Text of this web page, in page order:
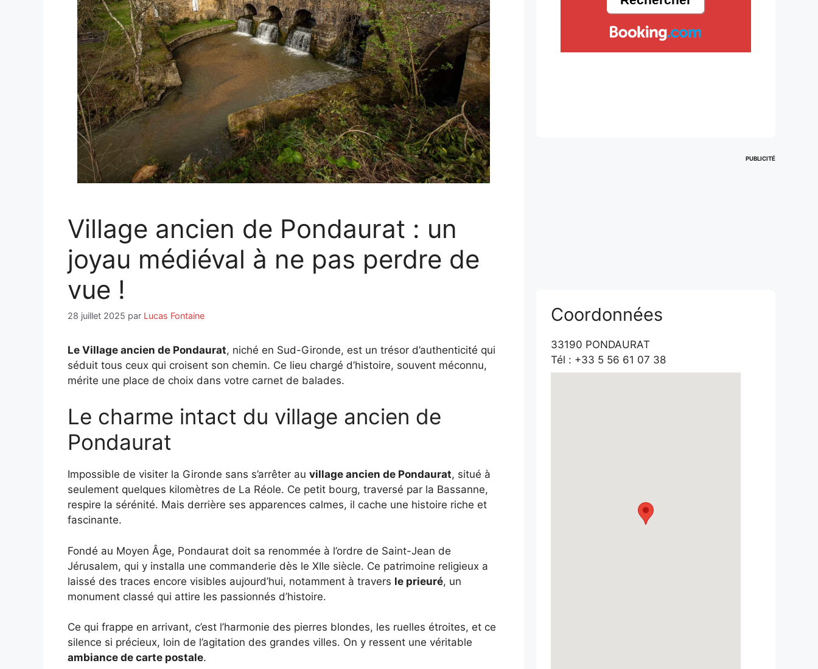
Village ancien de Pondaurat : un
joyau médiéval à ne pas perdre de
vue !
28 juillet 2025 par Lucas Fontaine
Le Village ancien de Pondaurat, niché en Sud-Gironde, est un trésor d’authenticité qui
séduit tous ceux qui croisent son chemin. Ce lieu chargé d’histoire, souvent méconnu,
mérite une place de choix dans votre carnet de balades.
Le charme intact du village ancien de
Pondaurat
Impossible de visiter la Gironde sans s’arrêter au village ancien de Pondaurat, situé à
seulement quelques kilomètres de La Réole. Ce petit bourg, traversé par la Bassanne,
respire la sérénité. Mais derrière ses apparences calmes, il cache une histoire riche et
fascinante.
Fondé au Moyen Âge, Pondaurat doit sa renommée à l’ordre de Saint-Jean de
Jérusalem, qui y installa une commanderie dès le XIIe siècle. Ce patrimoine religieux a
laissé des traces encore visibles aujourd’hui, notamment à travers le prieuré, un
monument classé qui attire les passionnés d’histoire.
Ce qui frappe en arrivant, c’est l’harmonie des pierres blondes, les ruelles étroites, et ce
silence si précieux, loin de l’agitation des grandes villes. On y ressent une véritable
ambiance de carte postale.
PUBLICITÉ
Coordonnées
33190 PONDAURAT
Tél : +33 5 56 61 07 38